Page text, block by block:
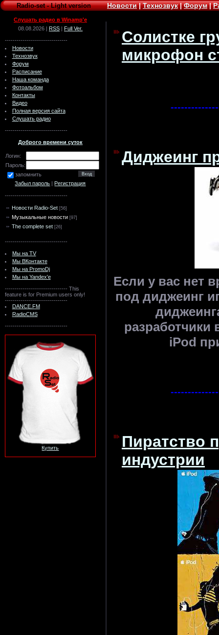
Radio-set-Light version Новости|Технозвук|Форум|
Слушать радио в Winamp'e
08.08.2026 | RSS | Full Ver.
--------------------------------
Новости
Технозвук
Форум
Расписание
Наша команда
Фотоальбом
Контакты
Видео
Полная версия сайта
Слушать радио
--------------------------------
Доброго времени суток
Логин:
Пароль:
запомнить
Забыл пароль |Регистрация
--------------------------------
Новости Radio-Set [56]
Музыкальные новости [97]
The complete set [26]
--------------------------------
Мы на TV
Мы ВКонтакте
Мы на PromoDj
Мы на Yandex'e
-------------------------------- This
feature is for Premium users only!
--------------------------------
DANCE.FM
RadioCMS
--------------------------------
Купить
Солистке
микрофон
Диджеинг
Если у вас нет
под диджеинг
разработчики
iPod
Пиратство
индустрии